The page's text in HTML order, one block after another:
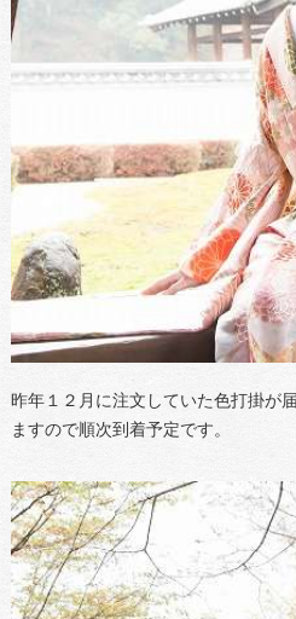
昨年１２月に注文していた色打掛が
ますので順次到着予定です。